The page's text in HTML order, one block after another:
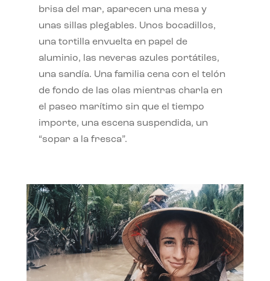
brisa del mar, aparecen una mesa y
unas sillas plegables. Unos bocadillos,
una tortilla envuelta en papel de
aluminio, las neveras azules portátiles,
una sandía. Una familia cena con el telón
de fondo de las olas mientras charla en
el paseo marítimo sin que el tiempo
importe, una escena suspendida, un
“sopar a la fresca”.